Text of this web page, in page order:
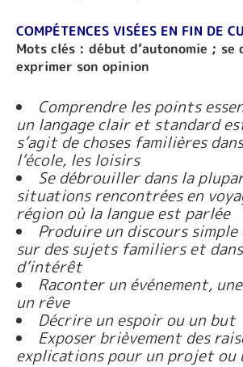
COMPÉTENCES VISÉES EN FIN DE
Mots clés : début d’autonomie ; se
exprimer son opinion
Comprendre les points
un langage clair et standard
s’agit de choses familières
l’école, les loisirs
Se débrouiller dans la
situations rencontrées en
région où la langue est parlée
Produire un discours
sur des sujets familiers et
d’intérêt
Raconter un événement,
un rêve
Décrire un espoir ou un but
Exposer brièvement des
explications pour un projet ou